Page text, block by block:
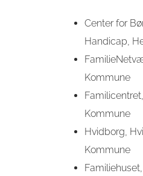
Center for
Handicap,
Kommune
Kommune
Hvidborg,
Kommune